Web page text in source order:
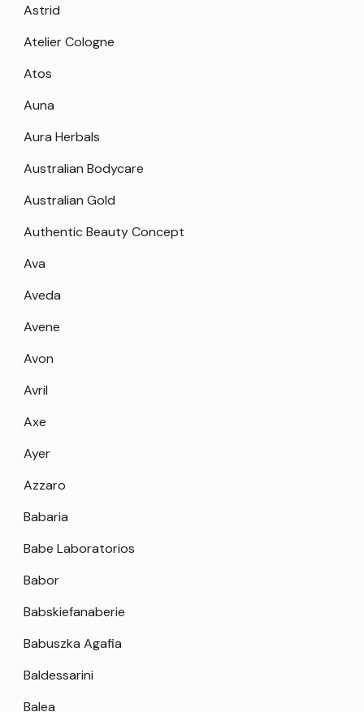
Astrid
Atelier Cologne
Atos
Auna
Aura Herbals
Australian Bodycare
Australian Gold
Authentic Beauty Concept
Ava
Aveda
Avene
Avon
Avril
Axe
Ayer
Azzaro
Babaria
Babe Laboratorios
Babor
Babskiefanaberie
Babuszka Agafia
Baldessarini
Balea